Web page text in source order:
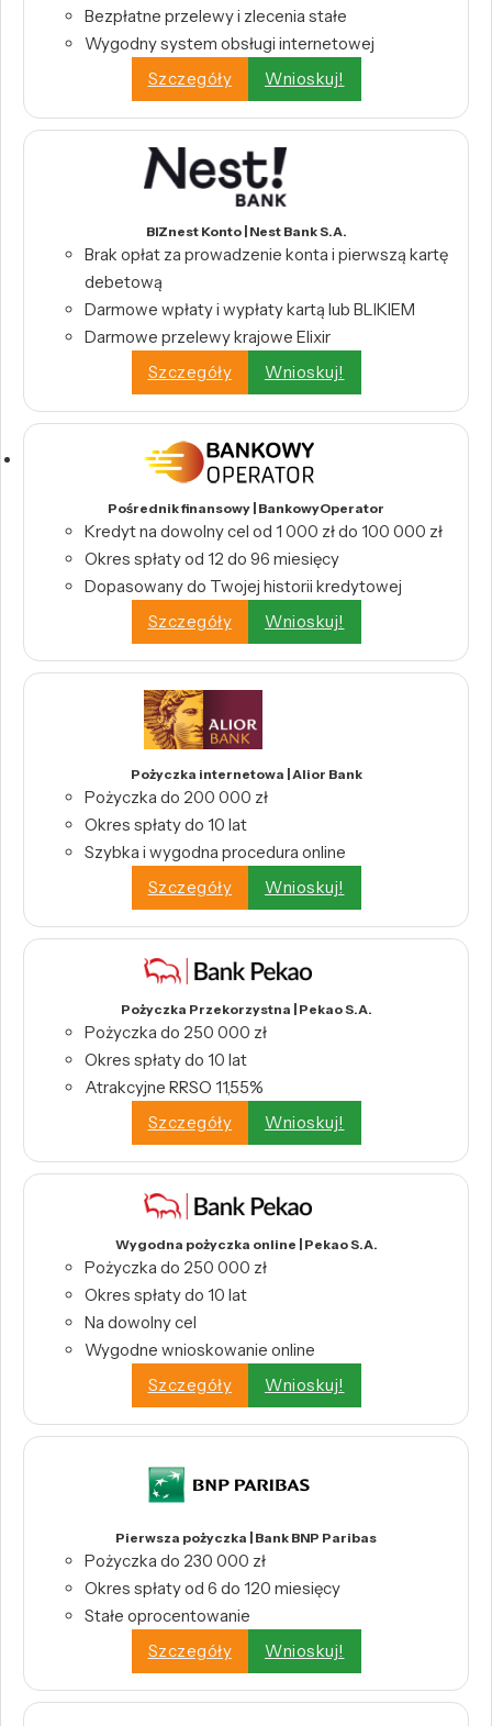
Bezpłatne przelewy i zlecenia stałe
Wygodny system obsługi internetowej
Szczegóły
Wnioskuj!
BIZnest Konto | Nest Bank S.A.
Brak opłat za prowadzenie konta i pierwszą kartę
debetową
Darmowe wpłaty i wypłaty kartą lub BLIKIEM
Darmowe przelewy krajowe Elixir
Szczegóły
Wnioskuj!
Pośrednik finansowy | BankowyOperator
Kredyt na dowolny cel od 1 000 zł do 100 000 zł
Okres spłaty od 12 do 96 miesięcy
Dopasowany do Twojej historii kredytowej
Szczegóły
Wnioskuj!
Pożyczka internetowa | Alior Bank
Pożyczka do 200 000 zł
Okres spłaty do 10 lat
Szybka i wygodna procedura online
Szczegóły
Wnioskuj!
Pożyczka Przekorzystna | Pekao S.A.
Pożyczka do 250 000 zł
Okres spłaty do 10 lat
Atrakcyjne RRSO 11,55%
Szczegóły
Wnioskuj!
Wygodna pożyczka online | Pekao S.A.
Pożyczka do 250 000 zł
Okres spłaty do 10 lat
Na dowolny cel
Wygodne wnioskowanie online
Szczegóły
Wnioskuj!
Pierwsza pożyczka | Bank BNP Paribas
Pożyczka do 230 000 zł
Okres spłaty od 6 do 120 miesięcy
Stałe oprocentowanie
Szczegóły
Wnioskuj!